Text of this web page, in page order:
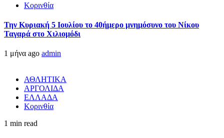
Κορινθία
Την Κυριακή 5 Ιουλίου το 40ήμερο μνημόσυνο του Νίκου
Ταγαρά στο Χιλιομόδι
1 μήνα ago admin
ΑΘΛΗΤΙΚΑ
ΑΡΓΟΛΙΔΑ
ΕΛΛΑΔΑ
Κορινθία
1 min read